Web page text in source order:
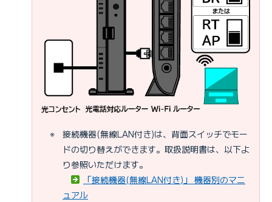
※
接続機器(無線LAN付き)は、背面スイッチでモー
ドの切り替えができます。取扱説明書は、以下よ
り参照いただけます。
「接続機器(無線LAN付き)」 機器別のマニ
ュアル